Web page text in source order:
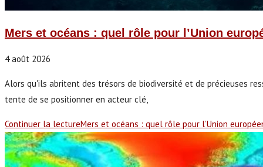
Mers et océans : quel rôle pour l’Union
4 août 2026
Alors qu'ils abritent des trésors de biodiversité et de précieuses
tente de se positionner en acteur clé,
Continuer la lectureMers et océans : quel rôle pour l’Union